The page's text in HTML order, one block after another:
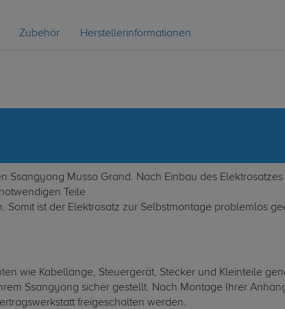
Zubehör Herstellerinformationen
Ssangyong Musso Grand. Nach Einbau des
Teile
Somit ist der Elektrosatz zur Selbstmontage problemlos
wie Kabellänge, Steuergerät, Stecker und Kleinteile
Ssangyong sicher gestellt. Nach Montage Ihrer
freigeschalten werden.